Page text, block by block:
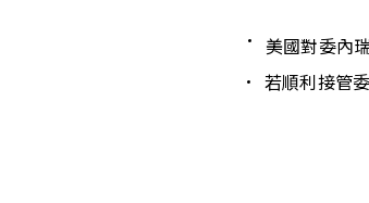
美國對委內
若順利接管